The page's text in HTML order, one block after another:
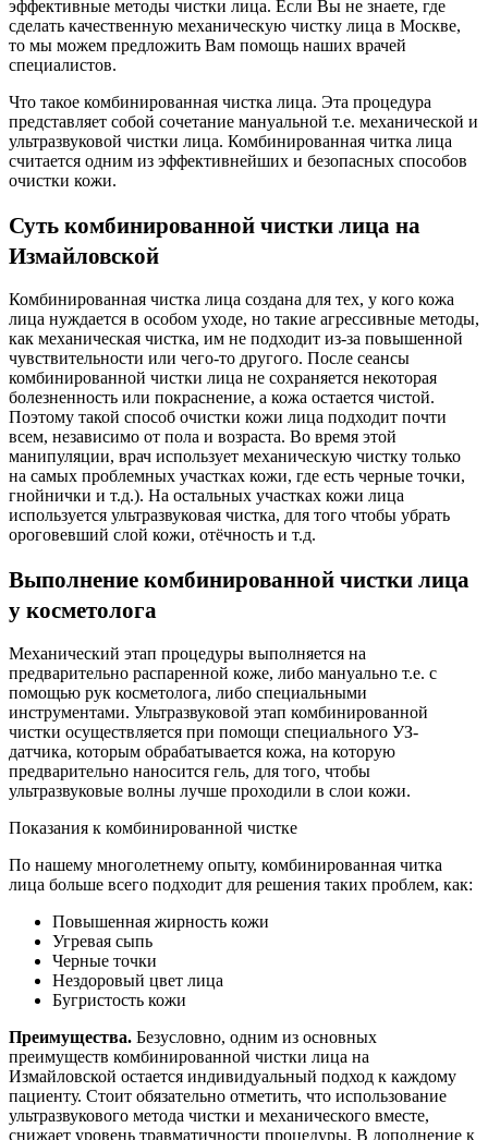
эффективные методы чистки лица. Если Вы не знаете, где
сделать качественную механическую чистку лица в Москве,
то мы можем предложить Вам помощь наших врачей
специалистов.
Что такое комбинированная чистка лица. Эта процедура
представляет собой сочетание мануальной т.е. механической и
ультразвуковой чистки лица. Комбинированная читка лица
считается одним из эффективнейших и безопасных способов
очистки кожи.
Суть комбинированной чистки лица на
Измайловской
Комбинированная чистка лица создана для тех, у кого кожа
лица нуждается в особом уходе, но такие агрессивные методы,
как механическая чистка, им не подходит из-за повышенной
чувствительности или чего-то другого. После сеансы
комбинированной чистки лица не сохраняется некоторая
болезненность или покраснение, а кожа остается чистой.
Поэтому такой способ очистки кожи лица подходит почти
всем, независимо от пола и возраста. Во время этой
манипуляции, врач использует механическую чистку только
на самых проблемных участках кожи, где есть черные точки,
гнойнички и т.д.). На остальных участках кожи лица
используется ультразвуковая чистка, для того чтобы убрать
ороговевший слой кожи, отёчность и т.д.
Выполнение комбинированной чистки лица
у косметолога
Механический этап процедуры выполняется на
предварительно распаренной коже, либо мануально т.е. с
помощью рук косметолога, либо специальными
инструментами. Ультразвуковой этап комбинированной
чистки осуществляется при помощи специального УЗ-
датчика, которым обрабатывается кожа, на которую
предварительно наносится гель, для того, чтобы
ультразвуковые волны лучше проходили в слои кожи.
Показания к комбинированной чистке
По нашему многолетнему опыту, комбинированная читка
лица больше всего подходит для решения таких проблем, как:
Повышенная жирность кожи
Угревая сыпь
Черные точки
Нездоровый цвет лица
Бугристость кожи
Преимущества. Безусловно, одним из основных
преимуществ комбинированной чистки лица на
Измайловской остается индивидуальный подход к каждому
пациенту. Стоит обязательно отметить, что использование
ультразвукового метода чистки и механического вместе,
снижает уровень травматичности процедуры. В дополнение к